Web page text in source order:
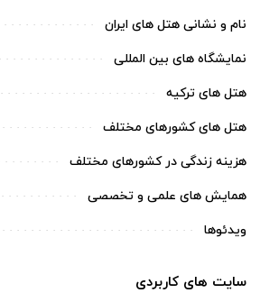
نام و نشانی هتل های ایران
نمایشگاه های بین المللی
هتل های ترکیه
هتل های کشورهای مختلف
هزینه زندگی در کشورهای مختلف
همایش های علمی و تخصصی
ویدئوها
سایت های کاربردی